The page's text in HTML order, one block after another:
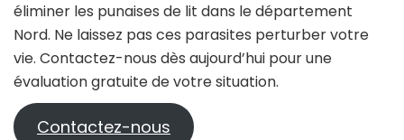
éliminer les punaises de lit dans le département
Nord. Ne laissez pas ces parasites perturber votre
vie. Contactez-nous dès aujourd’hui pour une
évaluation gratuite de votre situation.
Contactez-nous